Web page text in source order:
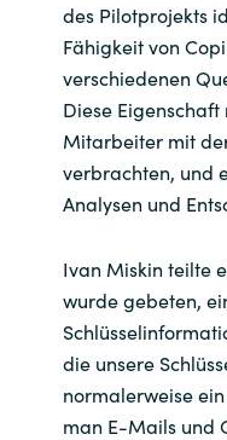
des Pilotprojekts
Fähigkeit von
verschiedenen
Diese
Mitarbeiter mit
verbrachten, und
Analysen und
Ivan Miskin teilte
wurde gebeten,
die unsere
normalerweise
man E-Mails und